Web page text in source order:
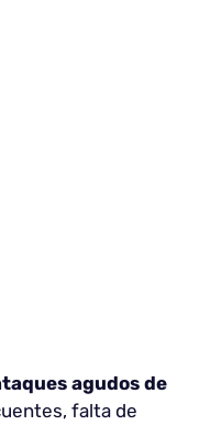
agudos de
falta de